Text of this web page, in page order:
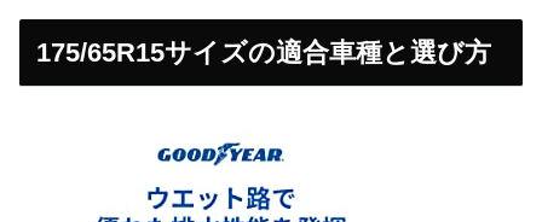
175/65R15サイズの適合車種と選び方